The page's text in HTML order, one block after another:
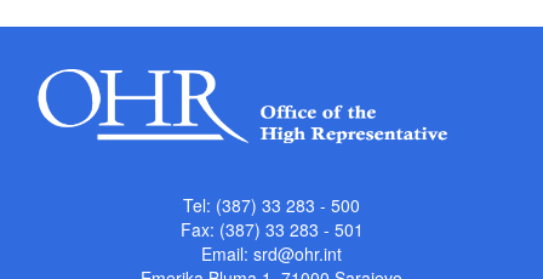
Tel: (387) 33 283 - 500
Fax: (387) 33 283 - 501
Email: srd@ohr.int